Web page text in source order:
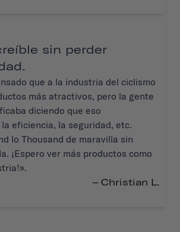
sin perder
que a la industria del ciclismo
más atractivos, pero la gente
diciendo que eso
eficiencia, la seguridad, etc.
lo Thousand de maravilla sin
¡Espero ver más productos como
– Christian L.